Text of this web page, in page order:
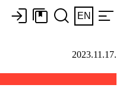
EN
2023.11.17.